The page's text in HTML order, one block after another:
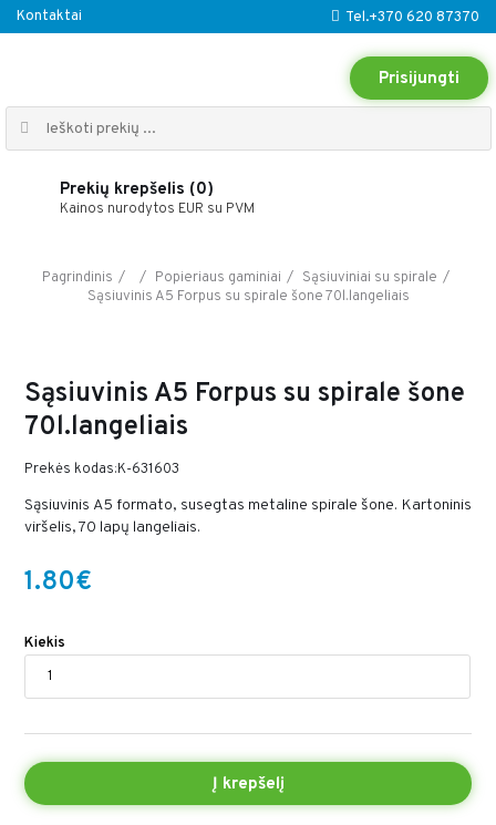
Tel.+370 620 87370
Kontaktai
Prekių krepšelis (0)
Kainos nurodytos EUR su PVM
Prisijungti
Pagrindinis Popieriaus gaminiai
Sąsiuviniai su spirale
Sąsiuvinis A5 Forpus su spirale šone 70l.langeliais
Sąsiuvinis A5 Forpus su spirale šone
70l.langeliais
Prekės kodas:K-631603
Sąsiuvinis A5 formato, susegtas metaline spirale šone. Kartoninis
viršelis, 70 lapų langeliais.
1.80€
Kiekis
Į krepšelį